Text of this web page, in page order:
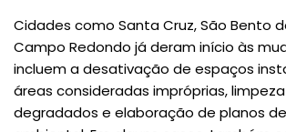
Cidades como Santa Cruz, São Bento
Campo Redondo já deram início às
incluem a desativação de espaços
áreas consideradas impróprias,
degradados e elaboração de planos